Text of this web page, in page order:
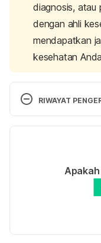
diagnosis, atau
dengan ahli
mendapatkan
kesehatan
RIWAYAT
Ditulis oleh
Diperbarui